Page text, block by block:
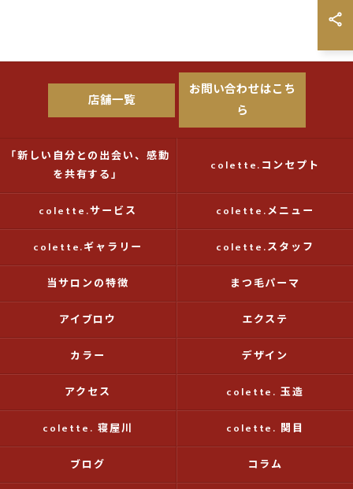
店舗一覧
お問い合わせはこち
ら
「新しい自分との出会い、感動
を共有する」
colette.コンセプト
colette.サービス colette.メニュー
colette.ギャラリー colette.スタッフ
当サロンの特徴 まつ毛パーマ
アイブロウ エクステ
カラー デザイン
アクセス colette. 玉造
colette. 寝屋川 colette. 関目
ブログ コラム